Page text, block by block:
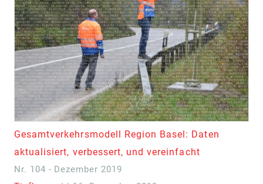
Gesamtverkehrsmodell Region Basel: Daten
aktualisiert, verbessert, und vereinfacht
Nr. 104 - Dezember 2019